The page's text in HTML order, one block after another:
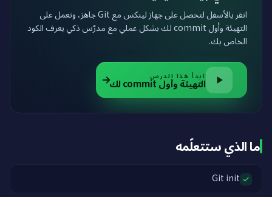
انقر بالأسفل لتحصل على جهاز لينكس مع Git جاهز، وتعمل على
التهيئة وأول commit لك بشكل عملي مع مدرّس ذكي يعرف الكود
الخاص بك.
ابدأ هذا الدرس
التهيئة وأول commit لك
ما الذي ستتعلّمه
Git init